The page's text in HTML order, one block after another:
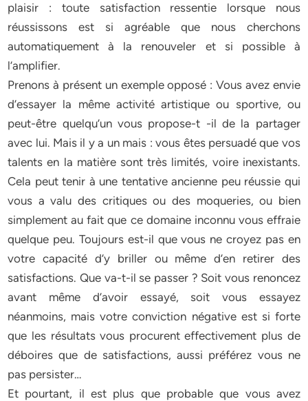
plaisir : toute satisfaction ressentie lorsque nous
réussissons est si agréable que nous cherchons
automatiquement à la renouveler et si possible à
l’amplifier.
Prenons à présent un exemple opposé : Vous avez envie
d’essayer la même activité artistique ou sportive, ou
peut-être quelqu’un vous propose-t -il de la partager
avec lui. Mais il y a un mais : vous êtes persuadé que vos
talents en la matière sont très limités, voire inexistants.
Cela peut tenir à une tentative ancienne peu réussie qui
vous a valu des critiques ou des moqueries, ou bien
simplement au fait que ce domaine inconnu vous effraie
quelque peu. Toujours est-il que vous ne croyez pas en
votre capacité d’y briller ou même d’en retirer des
satisfactions. Que va-t-il se passer ? Soit vous renoncez
avant même d’avoir essayé, soit vous essayez
néanmoins, mais votre conviction négative est si forte
que les résultats vous procurent effectivement plus de
déboires que de satisfactions, aussi préférez vous ne
pas persister…
Et pourtant, il est plus que probable que vous avez